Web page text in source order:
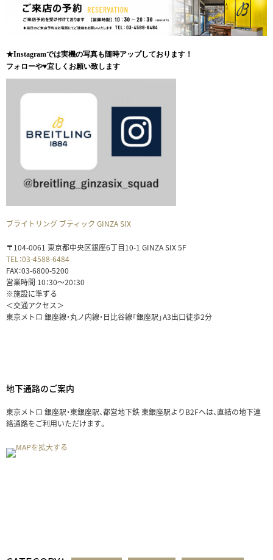
★Instagramでは実機の写真も随時アップしております！
フォローや♥宜しくお願い致します
ブライトリング ブティック GINZA SIX
〒104-0061 東京都中央区銀座6丁目10-1 GINZA SIX 5F
TEL：03-4588-6484
FAX：03-6800-5200
営業時間 10：30～20：30
※施設に準ずる
＜交通アクセス＞
東京メトロ 銀座線・丸ノ内線・日比谷線「銀座駅」A3出口徒歩2分
地下通路のご案内
東京メトロ 銀座駅・東銀座駅、都営地下鉄 東銀座駅よりB2Fへは、直結の地下連
絡通路をご利用いただけます。
MAPを拡大する